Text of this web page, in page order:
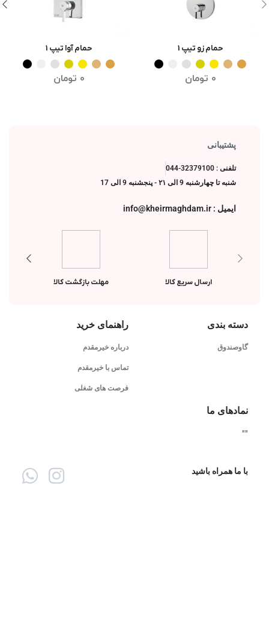
انتخاب گزینه ها
حمام زو تیپ 1
0 تومان
انتخاب گزینه ها
حمام آوا تیپ 1
0 تومان
پشتیبانی
تلفنی : 32379100-044
شنبه تا چهارشنبه 9 الی ۲۱ - پنجشنبه 9 الی 17
ایمیل : info@kheirmaghdam.ir
ارسال سریع کالا مهلت بازگشت کالا
دسته بندی
گاوصندوق
راهنمای خرید
درباره خیرمقدم
تماس با خیرمقدم
فرصت های شغلی
نمادهای ما
"
"
با ما همراه باشید